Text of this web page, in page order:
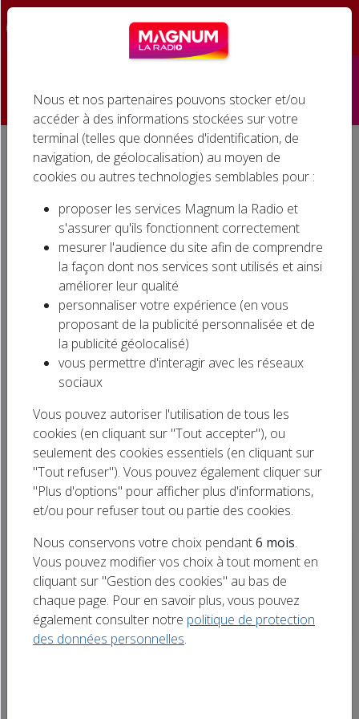
Accueil
Émissions
Infos
Agenda
Jeux
Cinéma
Rechercher
Nous et nos partenaires pouvons stocker et/ou
accéder à des informations stockées sur votre
terminal (telles que données d'identification, de
navigation, de géolocalisation) au moyen de
cookies ou autres technologies semblables pour :
proposer les services Magnum la Radio et
s'assurer qu'ils fonctionnent correctement
mesurer l'audience du site afin de comprendre
la façon dont nos services sont utilisés et ainsi
améliorer leur qualité
personnaliser votre expérience (en vous
proposant de la publicité personnalisée et de
la publicité géolocalisé)
vous permettre d'interagir avec les réseaux
sociaux
Vous pouvez autoriser l'utilisation de tous les
cookies (en cliquant sur "Tout accepter"), ou
seulement des cookies essentiels (en cliquant sur
"Tout refuser"). Vous pouvez également cliquer sur
"Plus d'options" pour afficher plus d'informations,
et/ou pour refuser tout ou partie des cookies.
Nous conservons votre choix pendant6 mois.
Vous pouvez modifier vos choix à tout moment en
cliquant sur "Gestion des cookies" au bas de
chaque page. Pour en savoir plus, vous pouvez
également consulter notre politique de protection
des données personnelles.
Accueil Actualités régionales Société
Société
: tracteurs dans les rues et colère des
exploitants ce 26 septembre
26/09/2025
SOCIÉTÉ